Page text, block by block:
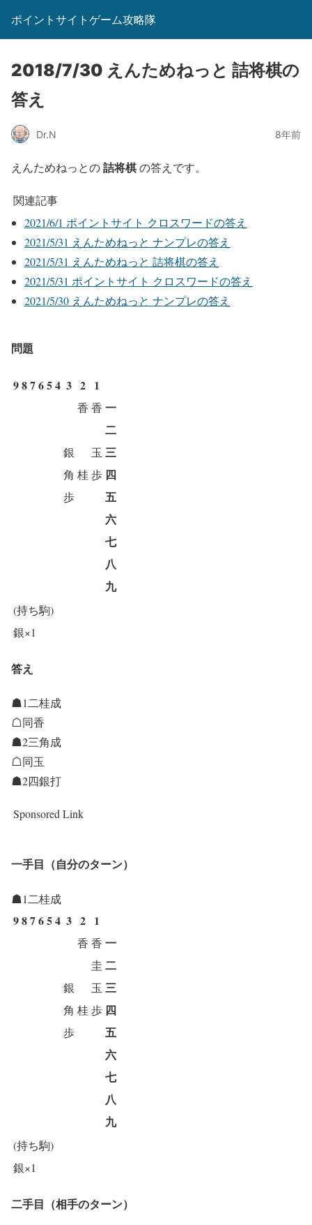
ポイントサイトゲーム攻略隊
2018/7/30 えんためねっと 詰将棋の
答え
Dr.N 8年前
えんためねっとの詰将棋の答えです。
関連記事
2021/6/1 ポイントサイト クロスワードの答え
2021/5/31 えんためねっと ナンプレの答え
2021/5/31 えんためねっと 詰将棋の答え
2021/5/31 ポイントサイト クロスワードの答え
2021/5/30 えんためねっと ナンプレの答え
問題
987654 3 2 1
香 香 一
二
銀 玉 三
角 桂 歩 四
歩
五
六
七
八
九
(持ち駒)
銀×1
答え
☗1二桂成
☖同香
☗2三角成
☖同玉
☗2四銀打
Sponsored Link
一手目（自分のターン）
☗1二桂成
987654 3 2 1
香 香 一
圭 二
銀 玉 三
角 桂 歩 四
歩
五
六
七
八
九
(持ち駒)
銀×1
二手目（相手のターン）